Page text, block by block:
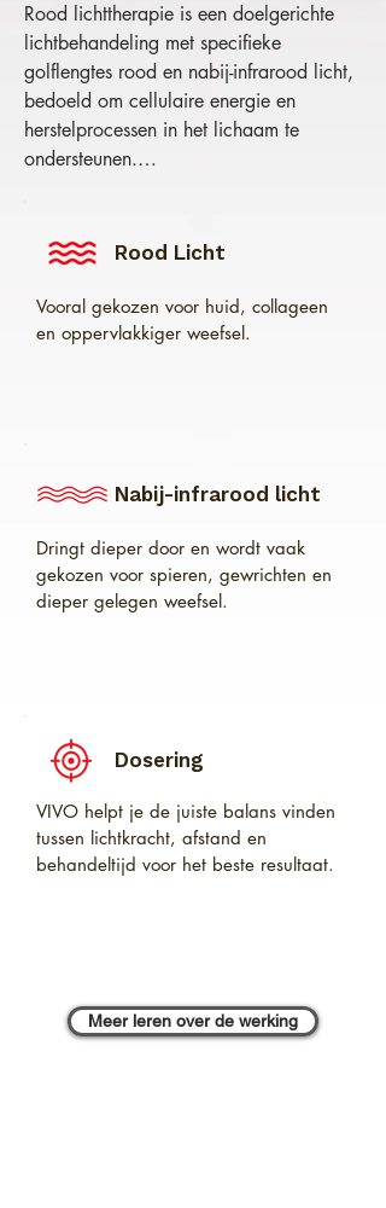
Rood lichttherapie is een doelgerichte
lichtbehandeling met specifieke
golflengtes rood en nabij-infrarood licht,
bedoeld om cellulaire energie en
herstelprocessen in het lichaam te
ondersteunen.
sfeerlicht, maar specifieke golflengtes
licht wordt vooral gekozen voor huid,
collageen en oppervlakkiger weefsel.
De wetenschappelijke term hiervoor is
fotobiomodulatie, vaak afgekort als
PBM. Binnen PBM werken rood en nabij-
infrarood licht onder andere via de
Bij VIVO kijken we niet alleen naar een
toepassing. Het resultaat hangt af van de
combinatie tussen golflengtes,
lichtkracht, afstand, sessieduur, dosering
Rood Licht
Vooral gekozen voor huid, collageen
en oppervlakkiger weefsel.
Nabij-infrarood licht
Dringt dieper door en wordt vaak
gekozen voor spieren, gewrichten en
dieper gelegen weefsel.
Dosering
VIVO helpt je de juiste balans vinden
tussen lichtkracht, afstand en
behandeltijd voor het beste resultaat.
Meer leren over de werking